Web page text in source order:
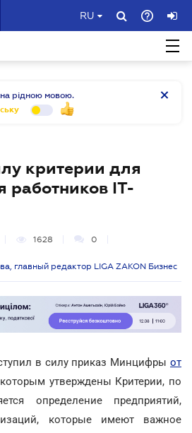
RU
рідною мовою.
критерии для
работников IT-
1628 0
главный редактор LIGA ZAKON Бизнес
в силу приказ Минцифры от
утверждены Критерии, по
определение предприятий,
которые имеют важное